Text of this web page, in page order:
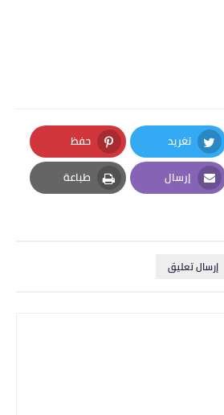
تغريد
Twitter
حفظ
Pinterest
إرسال
Email
طباعة
Print
إرسال تعليق